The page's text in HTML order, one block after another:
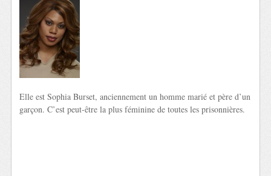
Elle est Sophia Burset, anciennement un homme marié et père d’un
garçon. C’est peut-être la plus féminine de toutes les prisonnières.